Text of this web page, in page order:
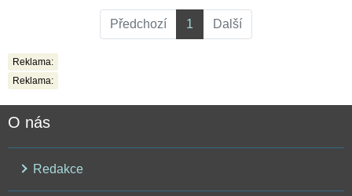
Předchozí 1 Další
Reklama:
Reklama:
O nás
Redakce